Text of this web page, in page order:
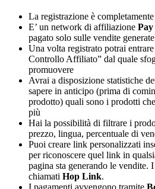
La registrazione è
E’ un network di affiliazione Pay
pagato solo sulle vendite generate
Una volta registrato potrai
Controllo Affiliato” dal quale
promuovere
Avrai a disposizione statistiche
sapere in anticipo (prima di
prodotto) quali sono i prodotti
più
Hai la possibilità di filtrare i
prezzo, lingua, percentuale di
Puoi creare link personalizzati
per riconoscere quel link in
pagina sta generando le vendite.
chiamati Hop Link.
I pagamenti avvengono tramite